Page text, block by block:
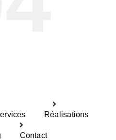
Réalisations
Contact